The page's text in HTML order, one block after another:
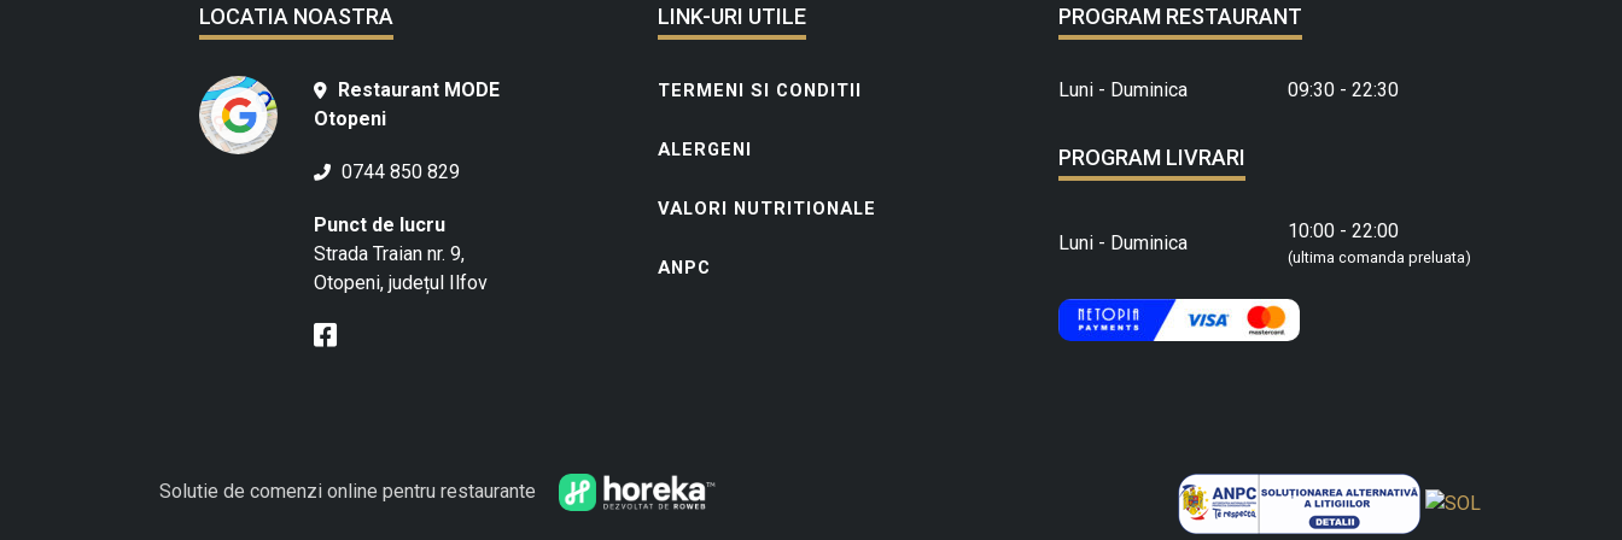
LOCATIA NOASTRA
Restaurant MODE
Otopeni
0744 850 829
Punct de lucru
Strada Traian nr. 9,
Otopeni, județul Ilfov
LINK-URI UTILE
TERMENI SI CONDITII
ALERGENI
VALORI NUTRITIONALE
ANPC
PROGRAM RESTAURANT
Luni - Duminica 09:30 - 22:30
PROGRAM LIVRARI
Luni - Duminica 10:00 - 22:00
(ultima comanda preluata)
Solutie de comenzi online pentru restaurante